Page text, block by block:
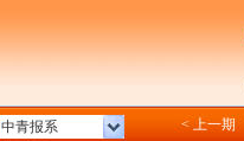
中青报系 < 上一期